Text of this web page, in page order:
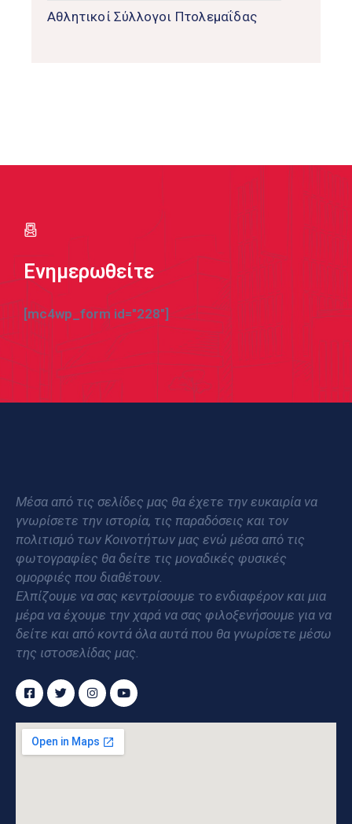
Αθλητικοί Σύλλογοι Πτολεμαΐδας
Ενημερωθείτε
[mc4wp_form id="228"]
Μέσα από τις σελίδες μας θα έχετε την ευκαιρία να
γνωρίσετε την ιστορία, τις παραδόσεις και τον
πολιτισμό των Κοινοτήτων μας ενώ μέσα από τις
φωτογραφίες θα δείτε τις μοναδικές φυσικές
ομορφιές που διαθέτουν.
Ελπίζουμε να σας κεντρίσουμε το ενδιαφέρον και μια
μέρα να έχουμε την χαρά να σας φιλοξενήσουμε για να
δείτε και από κοντά όλα αυτά που θα γνωρίσετε μέσω
της ιστοσελίδας μας.